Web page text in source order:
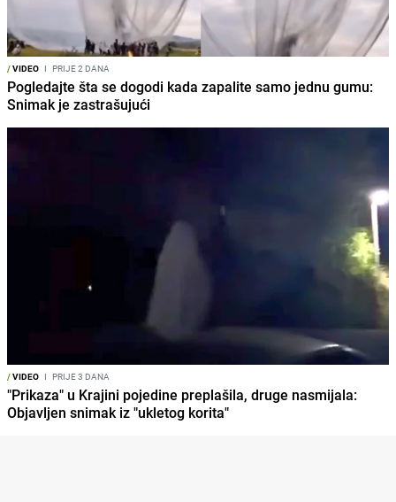
/VIDEO I PRIJE 2 DANA
Pogledajte šta se dogodi kada zapalite samo jednu gumu:
Snimak je zastrašujući
/VIDEO I PRIJE 3 DANA
"Prikaza" u Krajini pojedine preplašila, druge nasmijala:
Objavljen snimak iz "ukletog korita"